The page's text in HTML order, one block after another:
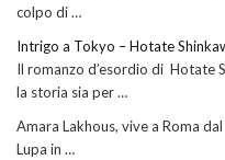
colpo di …
Intrigo a Tokyo – Hotate
Il romanzo d’esordio di Hotate
la storia sia per …
Amara Lakhous, vive a Roma
Lupa in …